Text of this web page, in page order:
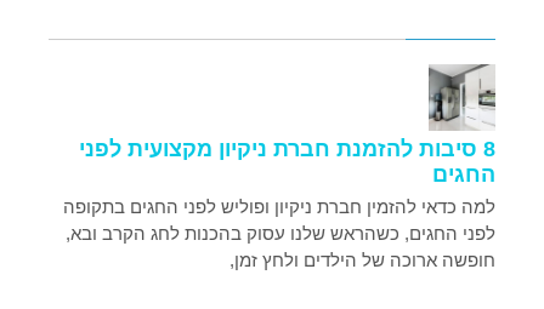
8 סיבות להזמנת חברת ניקיון מקצועית לפני
החגים
למה כדאי להזמין חברת ניקיון ופוליש לפני החגים בתקופה
לפני החגים, כשהראש שלנו עסוק בהכנות לחג הקרב ובא,
חופשה ארוכה של הילדים ולחץ זמן,